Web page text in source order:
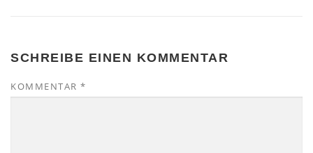
SCHREIBE EINEN KOMMENTAR
KOMMENTAR *